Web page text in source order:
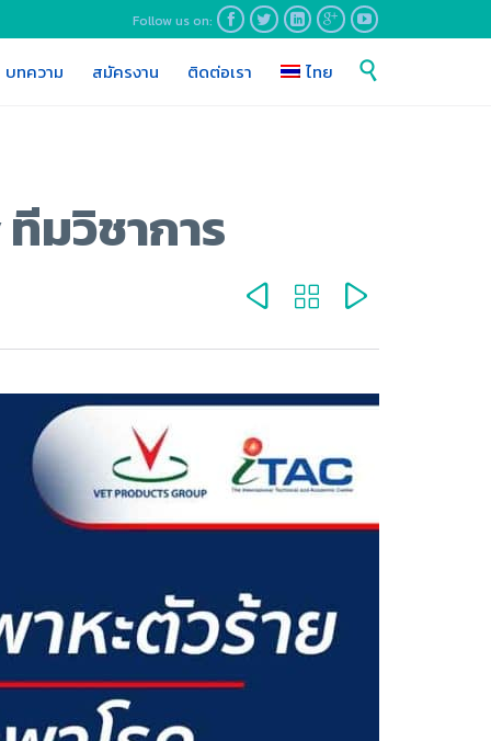
Follow us on:     
Skip
to
บทความ สมัครงาน ติดต่อเรา ไทย 
มวิชาการ
  